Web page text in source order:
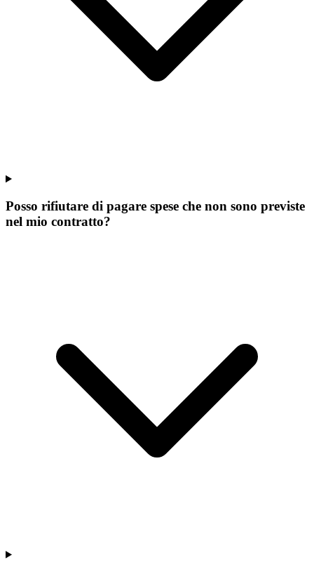
Posso rifiutare di pagare spese che non sono previste
nel mio contratto?